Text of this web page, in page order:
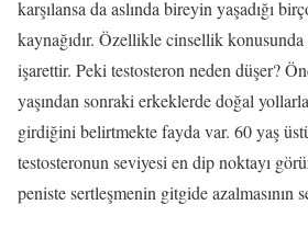
karşılansa da aslında bireyin yaşadığı
kaynağıdır. Özellikle cinsellik konusunda
işarettir. Peki testosteron neden düşer?
yaşından sonraki erkeklerde doğal
girdiğini belirtmekte fayda var. 60 yaş
testosteronun seviyesi en dip noktayı
peniste sertleşmenin gitgide azalmasının